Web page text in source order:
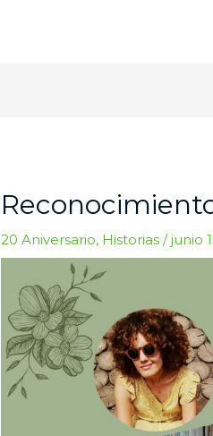
20 Aniversario, Historias /junio